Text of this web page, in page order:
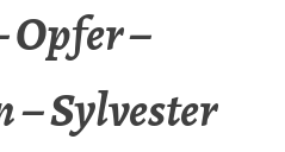
–
Sylvester